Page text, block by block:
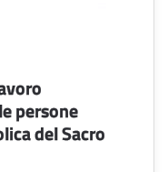
persone
del Sacro